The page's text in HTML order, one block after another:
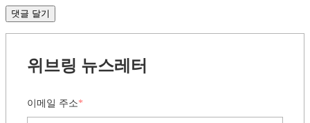
위브링 뉴스레터
이메일 주소*